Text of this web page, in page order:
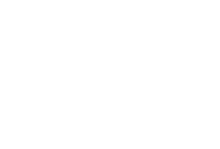
brett, spetsat utbud av kött och chark, frukt och grönt, fisk och
Allt noga utvalt från lokala såväl som globala leverantörer som liksom